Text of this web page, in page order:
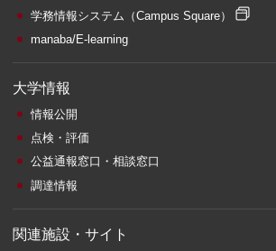
学務情報システム （Campus Square）
manaba/E-learning
大学情報
情報公開
点検・評価
公益通報窓口・相談窓口
調達情報
関連施設・サイト